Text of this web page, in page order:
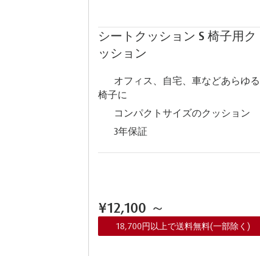
シートクッション S 椅子用ク
ッション
オフィス、自宅、車などあらゆる
椅子に
コンパクトサイズのクッション
3年保証
¥12,100 ～
18,700円以上で送料無料(一部除く)